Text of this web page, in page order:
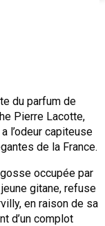
du parfum de
Pierre Lacotte,
l’odeur capiteuse
de la France.
occupée par
gitane, refuse
en raison de sa
d’un complot